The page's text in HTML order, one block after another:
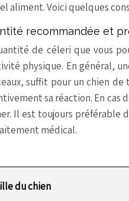
aliment. Voici quelques
recommandée et
de céleri que vous
physique. En général,
suffit pour un chien
sa réaction. En cas
Il est toujours préférable
médical.
du chien